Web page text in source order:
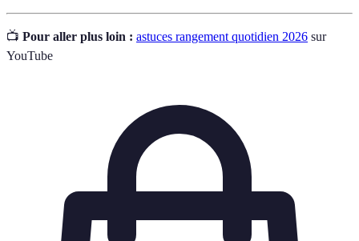
📺 Pour aller plus loin : astuces rangement quotidien 2026 sur
YouTube